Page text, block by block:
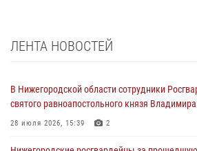
ЛЕНТА НОВОСТЕЙ
В Нижегородской области сотрудники
святого равноапостольного князя Владимира
28 июля 2026, 15:39 2